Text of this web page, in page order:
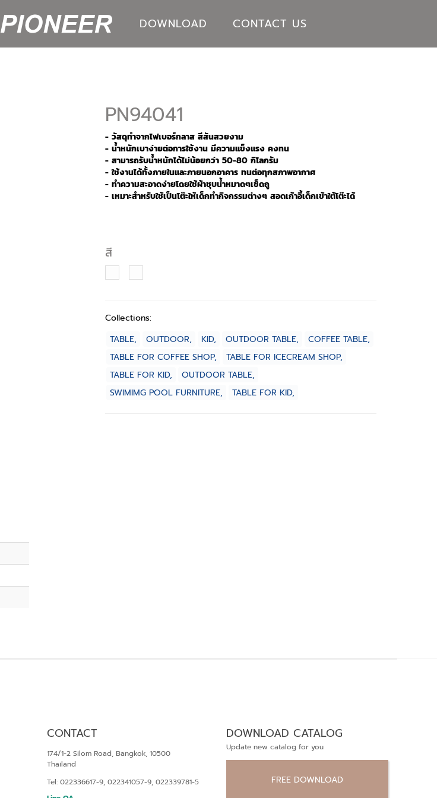
DOWNLOAD CONTACT US
PN94041
- วัสดุทำจากไฟเบอร์กลาส สีสันสวยงาม
- น้ำหนักเบาง่ายต่อการใช้งาน มีความแข็งแรง คงทน
- สามารถรับน้ำหนักได้ไม่น้อยกว่า 50-80 กิโลกรัม
- ใช้งานได้ทั้งภายในและภายนอกอาคาร ทนต่อทุกสภาพอากาศ
- ทำความสะอาดง่ายโดยใช้ผ้าชุบน้ำหมาดๆเช็ดถู
- เหมาะสำหรับใช้เป็นโต๊ะให้เด็กทำกิจกรรมต่างๆ สอดเก้าอี้เด็กเข้าใต้โต๊ะได้
สี
Collections:
TABLE,
OUTDOOR, KID, OUTDOOR TABLE,
COFFEE TABLE,
TABLE FOR COFFEE SHOP,
TABLE FOR ICECREAM SHOP,
TABLE FOR KID,
OUTDOOR TABLE,
SWIMIMG POOL FURNITURE,
TABLE FOR KID,
CONTACT
174/1-2 Silom Road, Bangkok, 10500
Thailand
Tel: 022336617-9, 022341057-9, 022339781-5
DOWNLOAD CATALOG
Update new catalog for you
FREE DOWNLOAD